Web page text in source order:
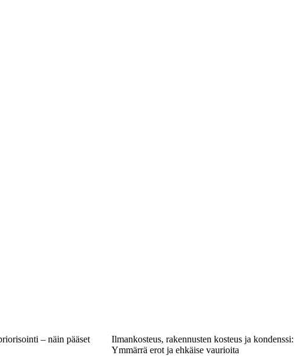
– näin pääset
Ilmankosteus, rakennusten kosteus ja kondenssi:
Ymmärrä erot ja ehkäise vaurioita